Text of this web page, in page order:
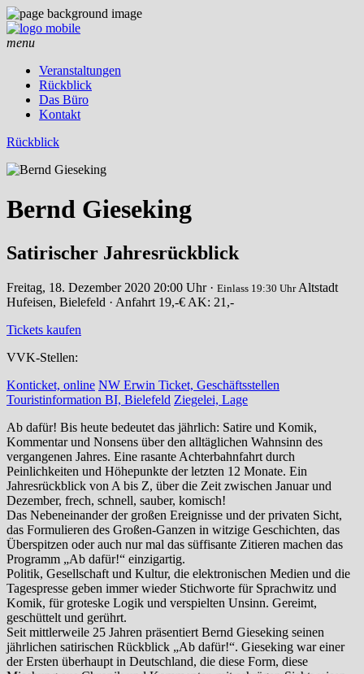
menu
Veranstaltungen
Rückblick
Das Büro
Kontakt
Rückblick
Bernd Gieseking
Satirischer Jahresrückblick
Freitag, 18. Dezember 2020 20:00 Uhr · Einlass 19:30 Uhr Altstadt
Hufeisen, Bielefeld · Anfahrt 19,-€ AK: 21,-
Tickets kaufen
VVK-Stellen:
Konticket, online NW Erwin Ticket, Geschäftsstellen
Touristinformation BI, Bielefeld Ziegelei, Lage
Ab dafür! Bis heute bedeutet das jährlich: Satire und Komik,
Kommentar und Nonsens über den alltäglichen Wahnsinn des
vergangenen Jahres. Eine rasante Achterbahnfahrt durch
Peinlichkeiten und Höhepunkte der letzten 12 Monate. Ein
Jahresrückblick von A bis Z, über die Zeit zwischen Januar und
Dezember, frech, schnell, sauber, komisch!
Das Nebeneinander der großen Ereignisse und der privaten Sicht,
das Formulieren des Großen-Ganzen in witzige Geschichten, das
Überspitzen oder auch nur mal das süffisante Zitieren machen das
Programm „Ab dafür!“ einzigartig.
Politik, Gesellschaft und Kultur, die elektronischen Medien und die
Tagespresse geben immer wieder Stichworte für Sprachwitz und
Komik, für groteske Logik und verspielten Unsinn. Gereimt,
geschüttelt und gerührt.
Seit mittlerweile 25 Jahren präsentiert Bernd Gieseking seinen
jährlichen satirischen Rückblick „Ab dafür!“. Gieseking war einer
der Ersten überhaupt in Deutschland, die diese Form, diese